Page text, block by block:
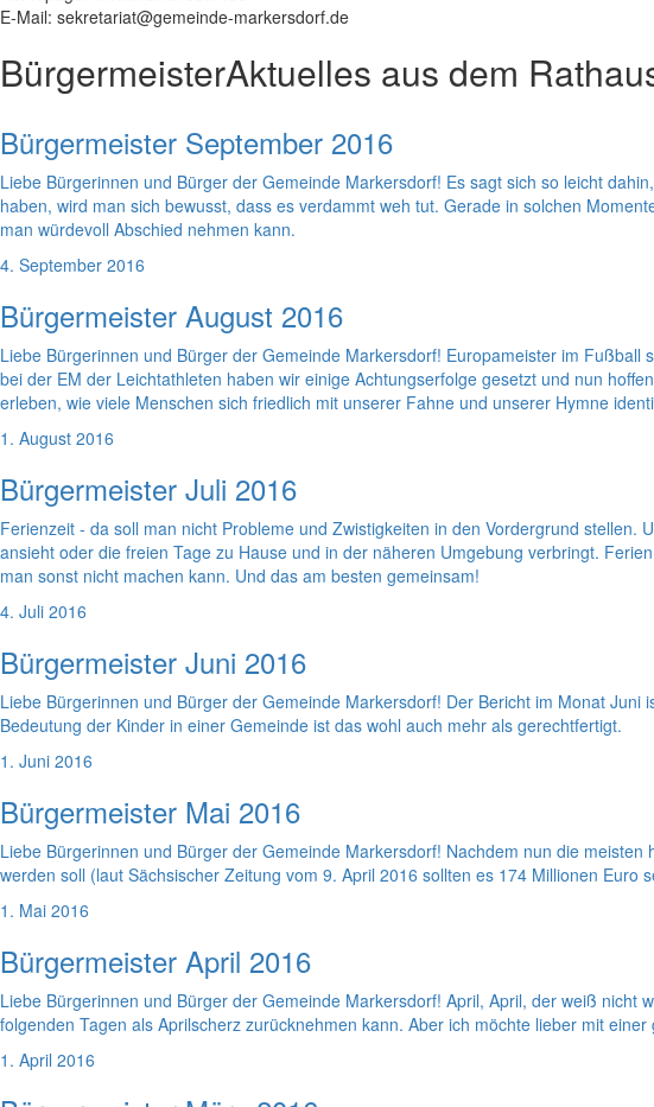
E-Mail: sekretariat@gemeinde-markersdorf.de
BürgermeisterAktuelles aus dem
Bürgermeister September 2016
Liebe Bürgerinnen und Bürger der Gemeinde Markersdorf! Es sagt sich so leicht
haben, wird man sich bewusst, dass es verdammt weh tut. Gerade in solchen
man würdevoll Abschied nehmen kann.
4. September 2016
Bürgermeister August 2016
Liebe Bürgerinnen und Bürger der Gemeinde Markersdorf! Europameister im
bei der EM der Leichtathleten haben wir einige Achtungserfolge gesetzt und nun
erleben, wie viele Menschen sich friedlich mit unserer Fahne und unserer Hymne
1. August 2016
Bürgermeister Juli 2016
Ferienzeit - da soll man nicht Probleme und Zwistigkeiten in den Vordergrund
ansieht oder die freien Tage zu Hause und in der näheren Umgebung verbringt.
man sonst nicht machen kann. Und das am besten gemeinsam!
4. Juli 2016
Bürgermeister Juni 2016
Liebe Bürgerinnen und Bürger der Gemeinde Markersdorf! Der Bericht im Monat
Bedeutung der Kinder in einer Gemeinde ist das wohl auch mehr als gerechtfertigt.
1. Juni 2016
Bürgermeister Mai 2016
Liebe Bürgerinnen und Bürger der Gemeinde Markersdorf! Nachdem nun die
werden soll (laut Sächsischer Zeitung vom 9. April 2016 sollten es 174 Millionen
1. Mai 2016
Bürgermeister April 2016
Liebe Bürgerinnen und Bürger der Gemeinde Markersdorf! April, April, der weiß
folgenden Tagen als Aprilscherz zurücknehmen kann. Aber ich möchte lieber mit
1. April 2016